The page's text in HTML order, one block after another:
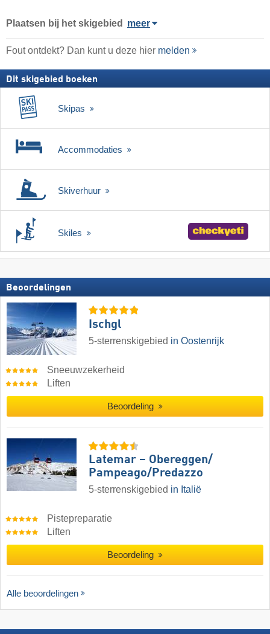
Plaatsen bij het skigebied meer
Fout ontdekt? Dan kunt u deze hier melden
Dit skigebied boeken
Skipas
Accommodaties
Skiverhuur
Skiles
Beoordelingen
Ischgl
5-sterrenskigebied in Oostenrijk
Sneeuwzekerheid
Liften
Beoordeling
Latemar – Obereggen/​
Pampeago/​Predazzo
5-sterrenskigebied in Italië
Pistepreparatie
Liften
Beoordeling
Alle beoordelingen